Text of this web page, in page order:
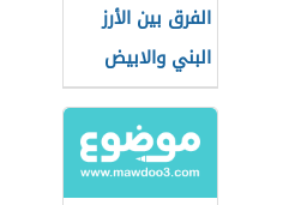
الفرق بين الأرز
البني والابيض